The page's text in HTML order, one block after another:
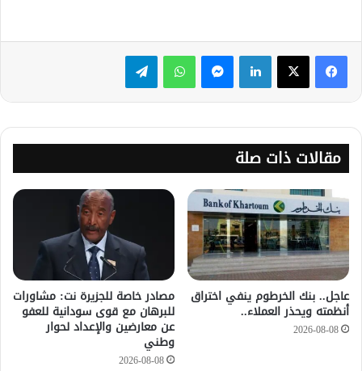
لينكدإن ماسنجر واتساب تيلقرام
مقالات ذات صلة
عاجل.. بنك الخرطوم ينفي اختراق
أنظمته ويحذر العملاء..
2026-08-08
مصادر خاصة للجزيرة نت: مشاورات
للبرهان مع قوى سودانية للعفو
عن معارضين والإعداد لحوار
وطني
2026-08-08